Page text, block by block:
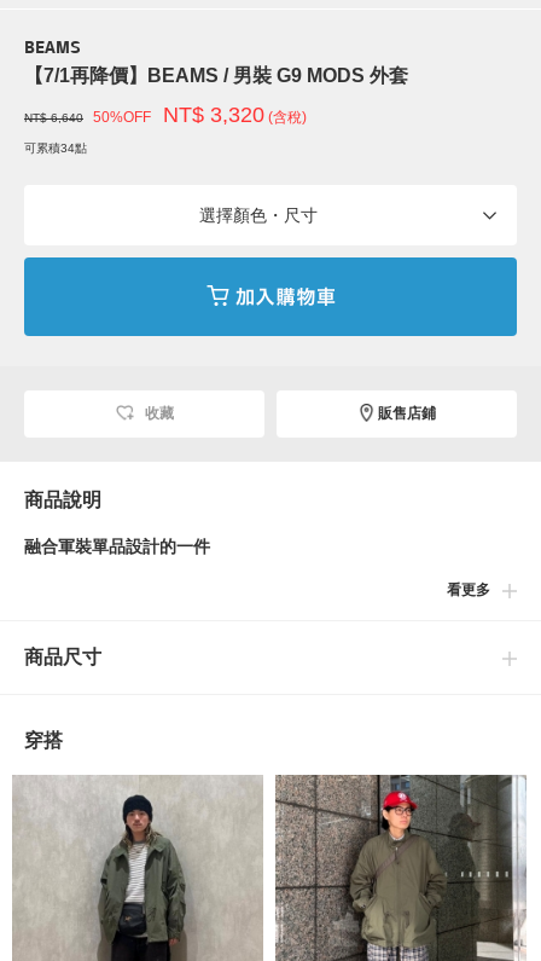
BEAMS
【7/1再降價】BEAMS / 男裝 G9 MODS 外套
NT$ 6,640 50%OFF NT$ 3,320 (含稅)
可累積34點
選擇顏色・尺寸
收藏 販售店鋪
商品說明
融合軍裝單品設計的一件
將兩種不同軍裝的元素以＜BEAMS＞的風格重新揉合而成。其特
下擺的抽繩與袖口的鈕扣設計，可根據造型風格或場合自由變換輪
【寬版版型】
看更多
商品尺寸
穿搭